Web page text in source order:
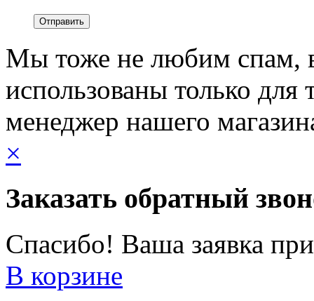
Мы тоже не любим спам,
использованы только для
менеджер нашего
×
Заказать обратный
Спасибо! Ваша заявка
В корзине